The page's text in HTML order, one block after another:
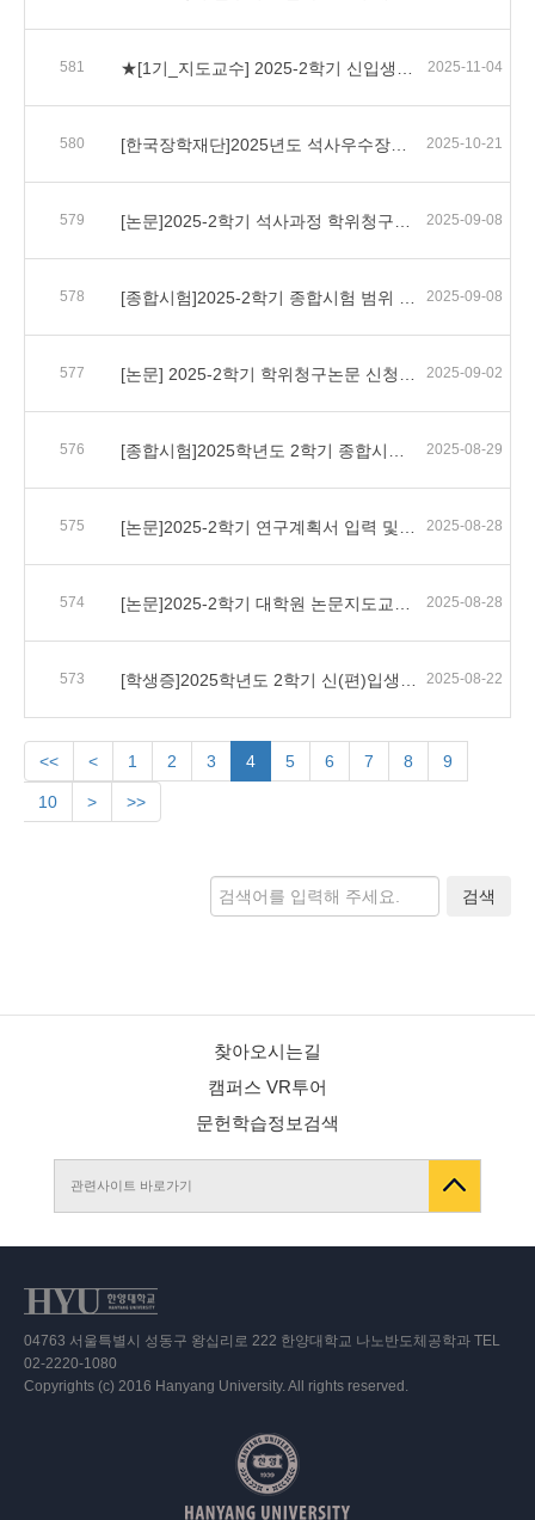
581 2025-11-04
580 2025-10-21
579 2025-09-08
578 2025-09-08
577 2025-09-02
576 2025-08-29
575 2025-08-28
574 2025-08-28
573 2025-08-22
<< < 1 2 3 4 5 6 7 8 9
10 > >>
검색
찾아오시는길
캠퍼스 VR투어
문헌학습정보검색
04763 서울특별시 성동구 왕십리로 222 한양대학교 나노반도체공학과 TEL
02-2220-1080
Copyrights (c) 2016 Hanyang University. All rights reserved.
관련사이트 바로가기